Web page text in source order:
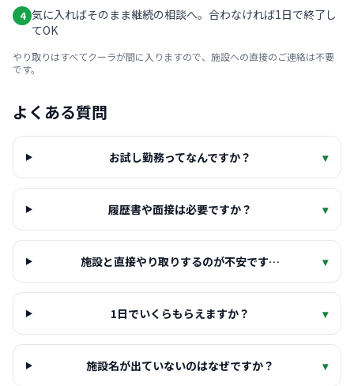
4 気に入ればそのまま継続の相談へ。合わなければ1日で終了し
てOK
やり取りはすべてクーラが間に入りますので、施設への直接のご連絡は不要
です。
よくある質問
お試し勤務ってなんですか？ ▾
履歴書や面接は必要ですか？ ▾
施設と直接やり取りするのが不安です… ▾
1日でいくらもらえますか？ ▾
施設名が出ていないのはなぜですか？ ▾